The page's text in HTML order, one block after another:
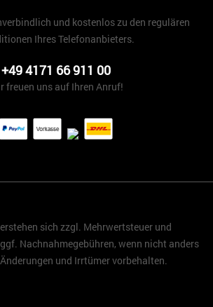
und kostenlos zu den regulären
Ihres Telefonanbieters.
+49 4171 66 911 00
freuen uns auf Ihren Anruf!
sich zzgl. Mehrwertsteuer und
Nachnahmegebühren, wenn nicht anders
und Irrtümer vorbehalten.